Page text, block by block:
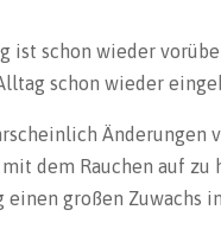
ist schon wieder
schon wieder
Änderungen
dem Rauchen auf
großen Zuwachs